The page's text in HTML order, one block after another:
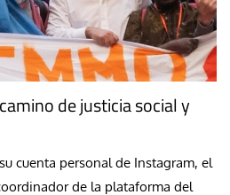
de justicia social y
cuenta personal de Instagram, el
de la plataforma del